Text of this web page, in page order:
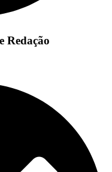
Redação